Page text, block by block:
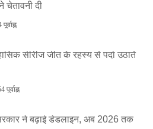
चेतावनी दी
सीरीज जीत के रहस्य से पर्दा उठाते
सरकार ने बढ़ाई डेडलाइन, अब 2026 तक